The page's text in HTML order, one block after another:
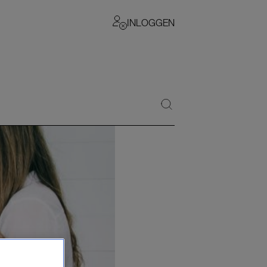
INLOGGEN